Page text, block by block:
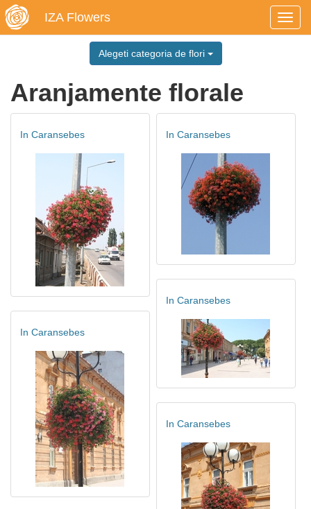
IZA Flowers
Alegeti categoria de flori
Aranjamente florale
In Caransebes In Caransebes
In Caransebes
In Caransebes
In Caransebes